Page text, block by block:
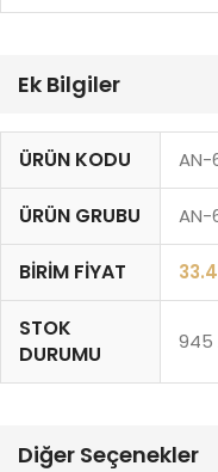
Ek Bilgiler
ÜRÜN KODU AN-
ÜRÜN GRUBU AN-
BIRIM FIYAT
STOK
DURUMU
945
Diğer Seçenekler